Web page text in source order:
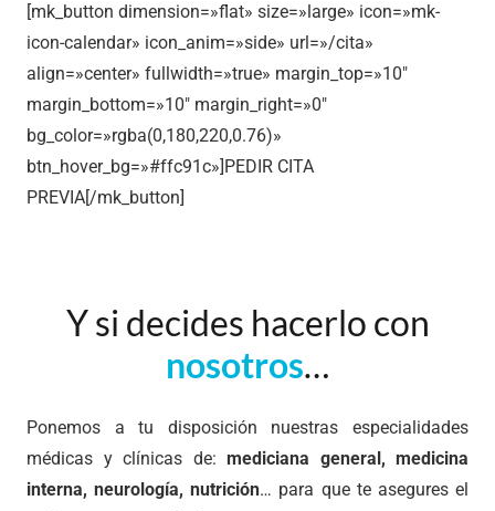
[mk_button dimension=»flat» size=»large» icon=»mk-
icon-calendar» icon_anim=»side» url=»/cita»
align=»center» fullwidth=»true» margin_top=»10″
margin_bottom=»10″ margin_right=»0″
bg_color=»rgba(0,180,220,0.76)»
btn_hover_bg=»#ffc91c»]PEDIR CITA
PREVIA[/mk_button]
Y si decides hacerlo con
nosotros…
Ponemos a tu disposición nuestras especialidades
médicas y clínicas de: mediciana general, medicina
interna, neurología, nutrición… para que te asegures el